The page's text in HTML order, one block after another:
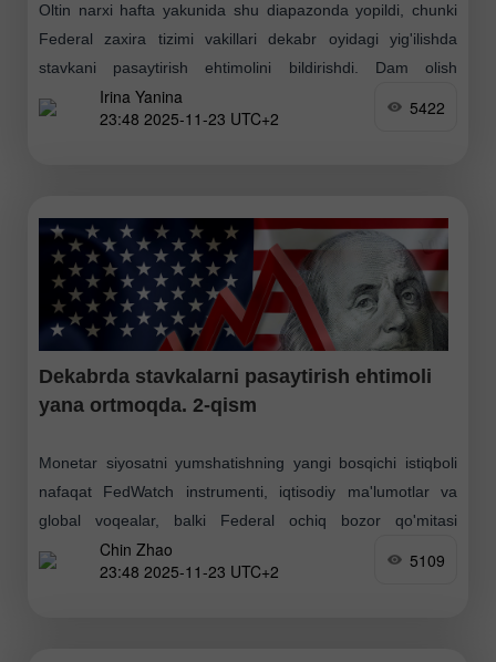
Oltin narxi hafta yakunida shu diapazonda yopildi, chunki
Federal zaxira tizimi vakillari dekabr oyidagi yig'ilishda
stavkani pasaytirish ehtimolini bildirishdi. Dam olish
kunlaridan oldingi so'nggi uch kunda qimmatbaho metall
narxi o'zgaruvchan
Irina Yanina
23:48 2025-11-23 UTC+2
5422
Dekabrda stavkalarni pasaytirish ehtimoli
yana ortmoqda. 2-qism
Monetar siyosatni yumshatishning yangi bosqichi istiqboli
nafaqat FedWatch instrumenti, iqtisodiy ma'lumotlar va
global voqealar, balki Federal ochiq bozor qo'mitasi
(FOMC) a'zolarining o'zlari tomonidan ham qo'llab-
quvvatlanmoqda. Sir emas, kamida uch nafar
Chin Zhao
23:48 2025-11-23 UTC+2
5109